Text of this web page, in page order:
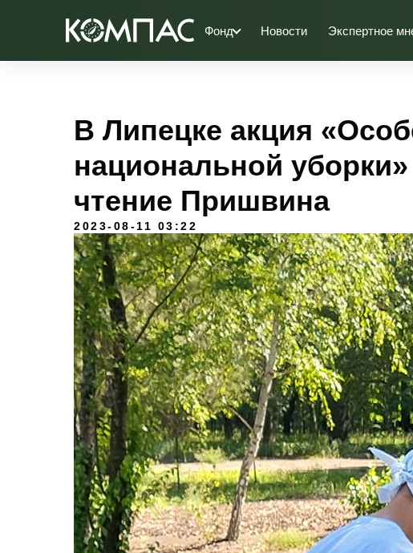
Фонд Новости Экспертное
В Липецке акция
национальной
чтение Пришвина
2023-08-11 03:22